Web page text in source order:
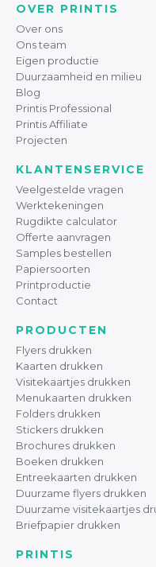
OVER PRINTIS
Over ons
Ons team
Eigen productie
Duurzaamheid en milieu
Blog
Printis Professional
Printis Affiliate
Projecten
KLANTENSERVICE
Veelgestelde vragen
Werktekeningen
Rugdikte calculator
Offerte aanvragen
Samples bestellen
Papiersoorten
Printproductie
Contact
PRODUCTEN
Flyers drukken
Kaarten drukken
Visitekaartjes drukken
Menukaarten drukken
Folders drukken
Stickers drukken
Brochures drukken
Boeken drukken
Entreekaarten drukken
Duurzame flyers drukken
Duurzame visitekaartjes
Briefpapier drukken
PRINTIS